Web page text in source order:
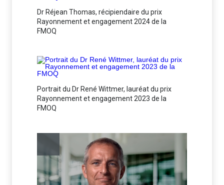
Dr Réjean Thomas, récipiendaire du prix
Rayonnement et engagement 2024 de la
FMOQ
Portrait du Dr René Wittmer, lauréat du prix
Rayonnement et engagement 2023 de la
FMOQ